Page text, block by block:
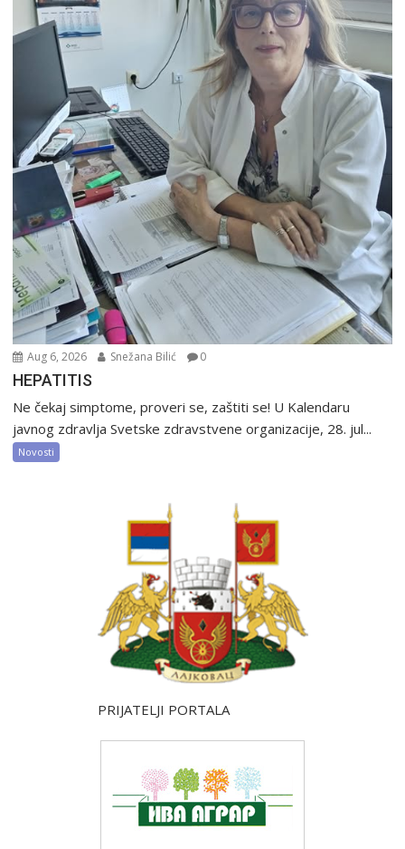
Aug 6, 2026 Snežana Bilić 0
HEPATITIS
Ne čekaj simptome, proveri se, zaštiti se! U Kalendaru
javnog zdravlja Svetske zdravstvene organizacije, 28. jul...
Novosti
PRIJATELJI PORTALA